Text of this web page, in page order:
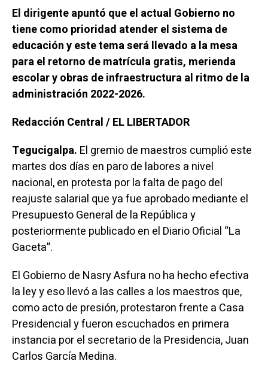
El dirigente apuntó que el actual Gobierno no
tiene como prioridad atender el sistema de
educación y este tema será llevado a la mesa
para el retorno de matrícula gratis, merienda
escolar y obras de infraestructura al ritmo de la
administración 2022-2026.
Redacción Central / EL LIBERTADOR
Tegucigalpa. El gremio de maestros cumplió este
martes dos días en paro de labores a nivel
nacional, en protesta por la falta de pago del
reajuste salarial que ya fue aprobado mediante el
Presupuesto General de la República y
posteriormente publicado en el Diario Oficial “La
Gaceta”.
El Gobierno de Nasry Asfura no ha hecho efectiva
la ley y eso llevó a las calles a los maestros que,
como acto de presión, protestaron frente a Casa
Presidencial y fueron escuchados en primera
instancia por el secretario de la Presidencia, Juan
Carlos García Medina.